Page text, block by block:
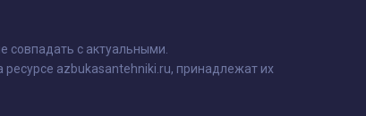
совпадать с актуальными.
ресурсе azbukasantehniki.ru, принадлежат их